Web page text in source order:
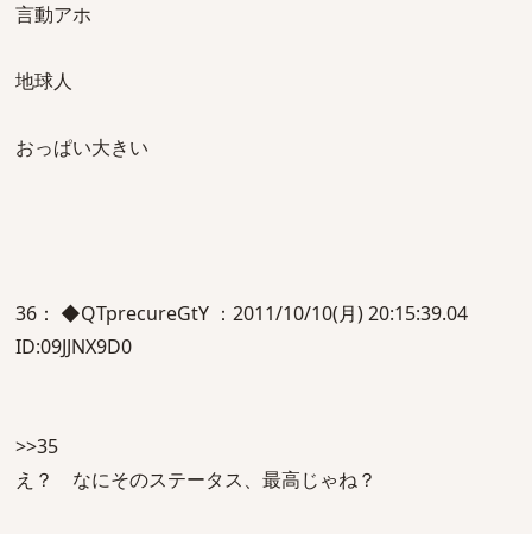
言動アホ
地球人
おっぱい大きい
36： ◆QTprecureGtY ：2011/10/10(月) 20:15:39.04
ID:09JJNX9D0
>>35
え？ なにそのステータス、最高じゃね？